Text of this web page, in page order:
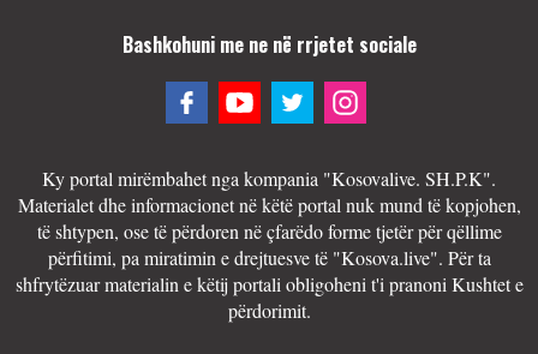
Bashkohuni me ne në rrjetet sociale
Ky portal mirëmbahet nga kompania "Kosovalive. SH.P.K".
Materialet dhe informacionet në këtë portal nuk mund të kopjohen,
të shtypen, ose të përdoren në çfarëdo forme tjetër për qëllime
përfitimi, pa miratimin e drejtuesve të "Kosova.live". Për ta
shfrytëzuar materialin e këtij portali obligoheni t'i pranoni Kushtet e
përdorimit.